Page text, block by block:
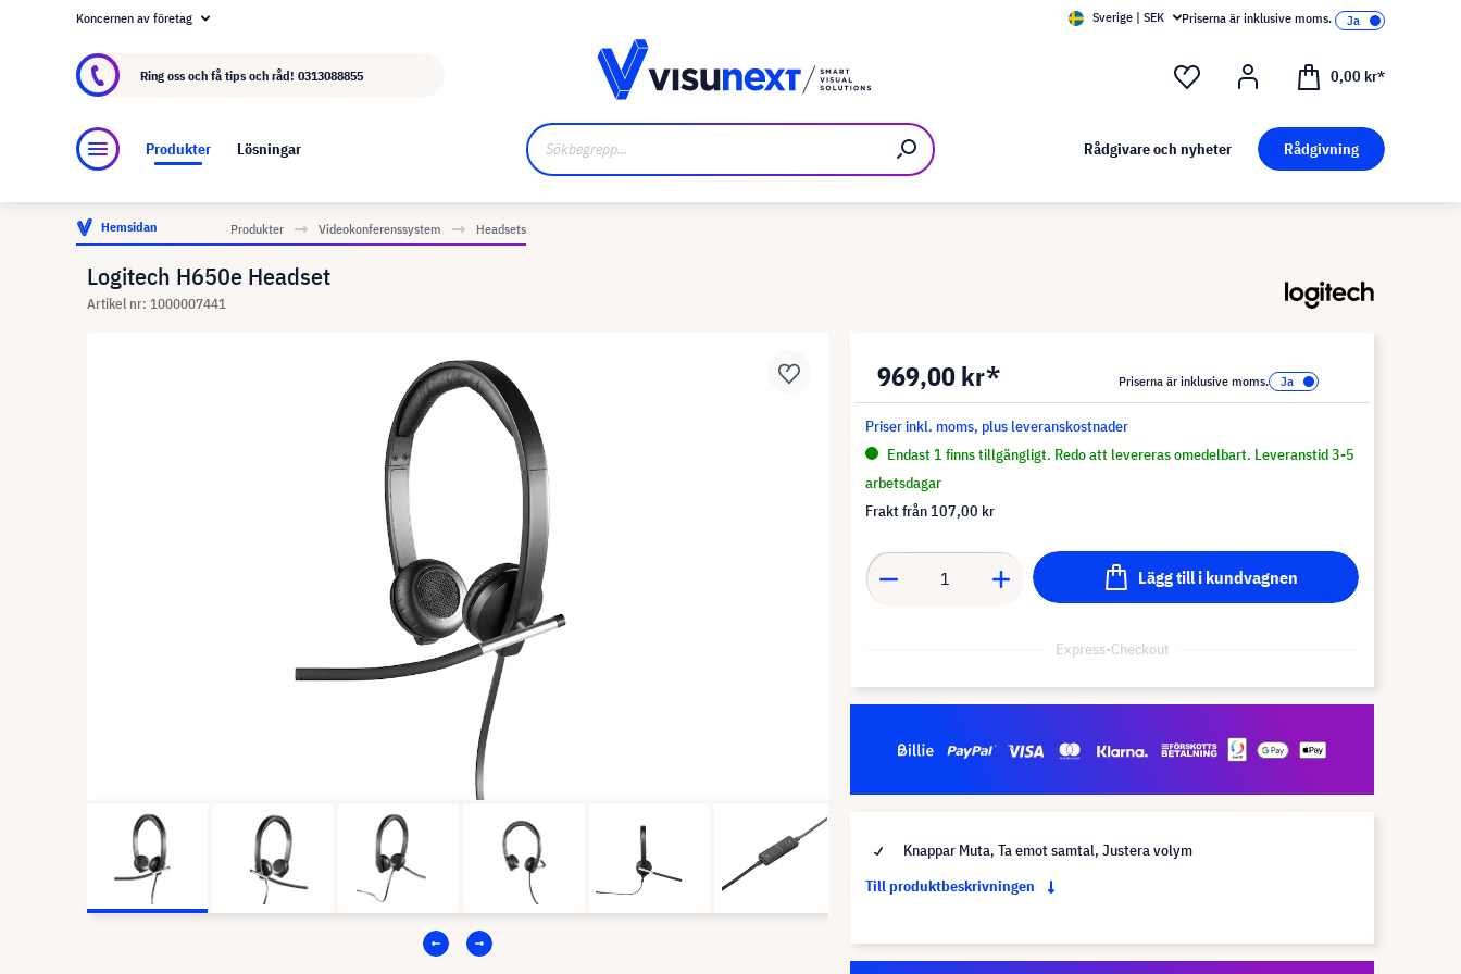
Om visunext.se
Koncernen av företag Sverige | SEK Priserna är inklusive moms.
Ring oss och få tips och råd! 0313088855 0,00 kr*
Produkter Lösningar Rådgivare och nyheter Rådgivning
Hemsidan Produkter Videokonferenssystem Headsets
Logitech H650e Headset
Artikel nr: 1000007441
969,00 kr* Priserna är inklusive moms.
Priser inkl. moms, plus leveranskostnader
Endast 1 finns tillgängligt. Redo att levereras omedelbart. Leveranstid 3-5
arbetsdagar
Frakt från 107,00 kr
Lägg till i kundvagnen
Express-Checkout
Knappar Muta, Ta emot samtal, Justera volym
Till produktbeskrivningen